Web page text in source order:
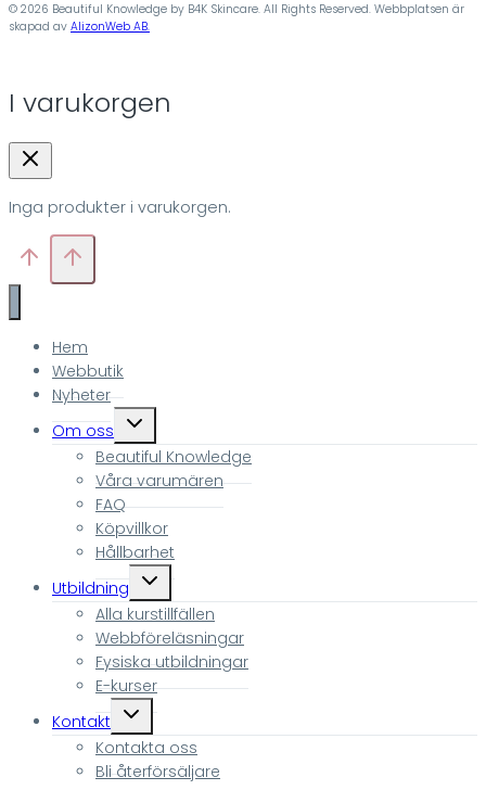
© 2026 Beautiful Knowledge by B4K Skincare. All Rights Reserved. Webbplatsen är
skapad av AlizonWeb AB.
I varukorgen
Inga produkter i varukorgen.
Hem
Webbutik
Nyheter
Om oss
Toggle
child
menu
Beautiful Knowledge
Våra varumären
FAQ
Köpvillkor
Hållbarhet
Utbildning
Toggle
child
menu
Alla kurstillfällen
Webbföreläsningar
Fysiska utbildningar
E-kurser
Kontakt
Toggle
child
menu
Kontakta oss
Bli återförsäljare